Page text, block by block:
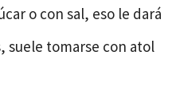
o con sal, eso le dará
suele tomarse con atol